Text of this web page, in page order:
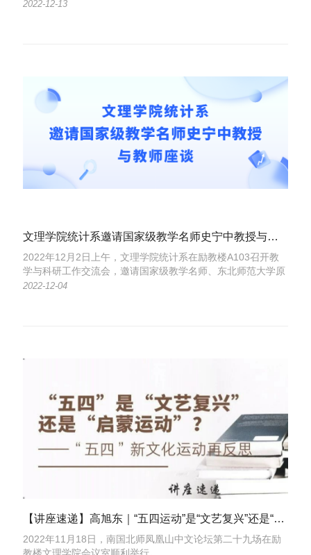
大学文理学院外语系为首批入盟高校成员。
2022-12-13
文理学院统计系邀请国家级教学名师史宁中教授与教师座谈
2022年12月2日上午，文理学院统计系在励教楼A103召开教
学与科研工作交流会，邀请国家级教学名师、东北师范大学原
校长史宁中教授对青年教师的教学与科研工作给予指导。
2022-12-04
【讲座速递】高旭东｜“五四运动”是“文艺复兴”还是“启蒙运动”？——“五四”新文化运动再反思
2022年11月18日，南国北师凤凰山中文论坛第二十九场在励